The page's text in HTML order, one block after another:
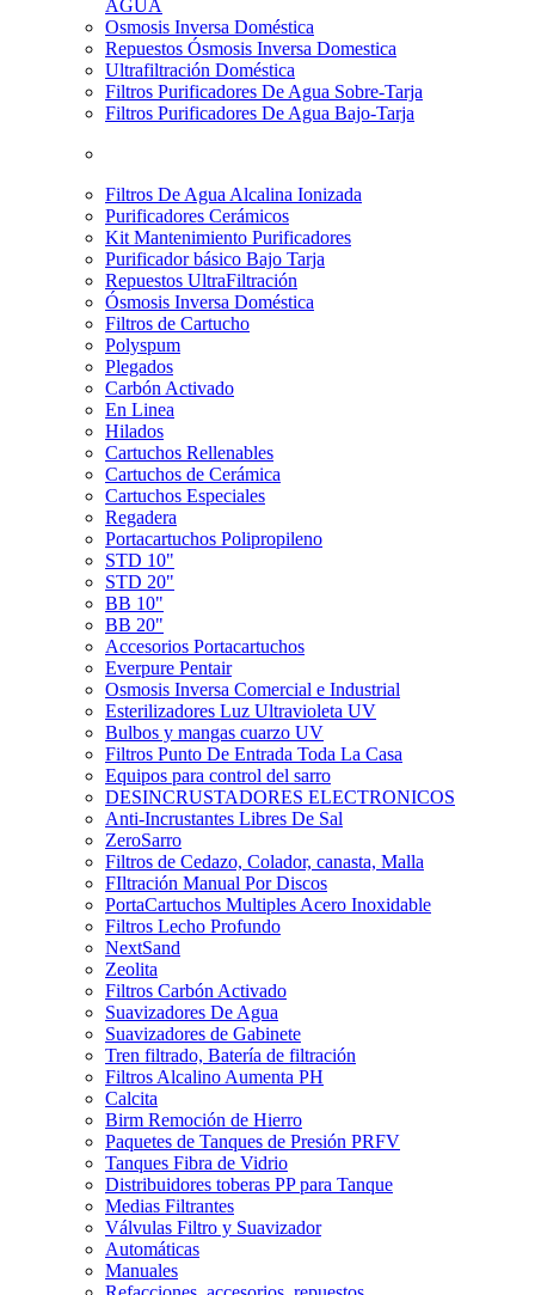
AGUA
Osmosis Inversa Doméstica
Repuestos Ósmosis Inversa Domestica
Ultrafiltración Doméstica
Filtros Purificadores De Agua Sobre-Tarja
Filtros Purificadores De Agua Bajo-Tarja
Filtros De Agua Alcalina Ionizada
Purificadores Cerámicos
Kit Mantenimiento Purificadores
Purificador básico Bajo Tarja
Repuestos UltraFiltración
Ósmosis Inversa Doméstica
Filtros de Cartucho
Polyspum
Plegados
Carbón Activado
En Linea
Hilados
Cartuchos Rellenables
Cartuchos de Cerámica
Cartuchos Especiales
Regadera
Portacartuchos Polipropileno
STD 10"
STD 20"
BB 10"
BB 20"
Accesorios Portacartuchos
Everpure Pentair
Osmosis Inversa Comercial e Industrial
Esterilizadores Luz Ultravioleta UV
Bulbos y mangas cuarzo UV
Filtros Punto De Entrada Toda La Casa
Equipos para control del sarro
DESINCRUSTADORES ELECTRONICOS
Anti-Incrustantes Libres De Sal
ZeroSarro
Filtros de Cedazo, Colador, canasta, Malla
FIltración Manual Por Discos
PortaCartuchos Multiples Acero Inoxidable
Filtros Lecho Profundo
NextSand
Zeolita
Filtros Carbón Activado
Suavizadores De Agua
Suavizadores de Gabinete
Tren filtrado, Batería de filtración
Filtros Alcalino Aumenta PH
Calcita
Birm Remoción de Hierro
Paquetes de Tanques de Presión PRFV
Tanques Fibra de Vidrio
Distribuidores toberas PP para Tanque
Medias Filtrantes
Válvulas Filtro y Suavizador
Automáticas
Manuales